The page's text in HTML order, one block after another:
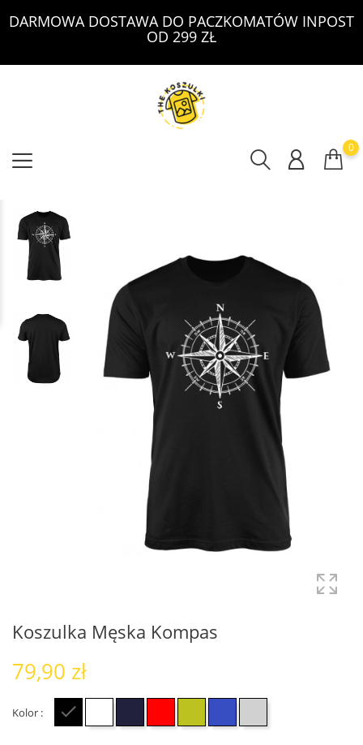
DARMOWA DOSTAWA DO PACZKOMATÓW INPOST
OD 299 ZŁ
0
Koszulka Męska Kompas
79,90 zł
Kolor :